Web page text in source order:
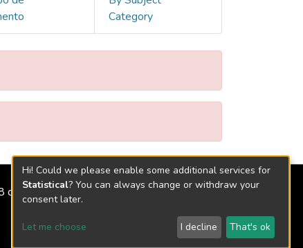
Category
de 2018
Hi! Could we please enable some additional services for
Statistical? You can always change or withdraw your
consent later.
Let me choose I decline That's ok